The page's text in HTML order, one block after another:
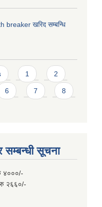
खरिद सम्बन्धि
1 2
6 7
8
सम्बन्धी सूचना
४०००/-
रु २६६०/-